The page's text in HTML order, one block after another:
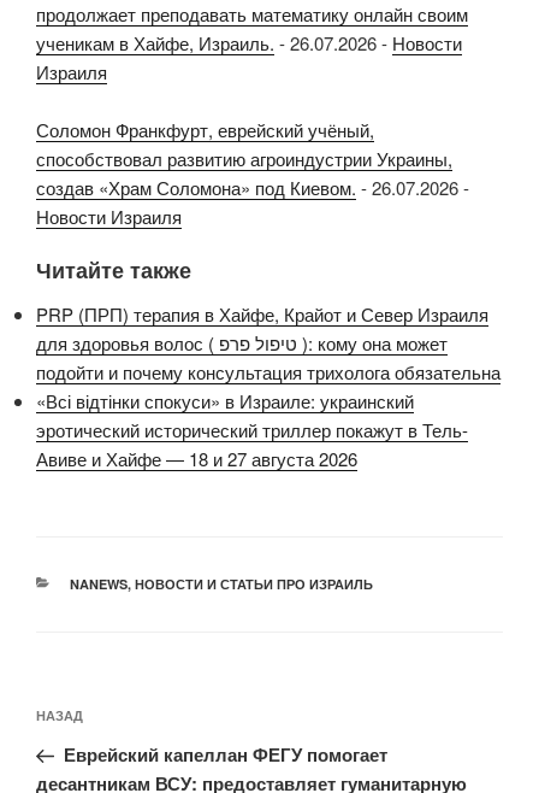
продолжает преподавать математику онлайн своим
ученикам в Хайфе, Израиль. -26.07.2026- Новости
Израиля
Соломон Франкфурт, еврейский учёный,
способствовал развитию агроиндустрии Украины,
создав «Храм Соломона» под Киевом. -26.07.2026-
Новости Израиля
Читайте также
PRP (ПРП) терапия в Хайфе, Крайот и Север Израиля
для здоровья волос ( טיפול פרפ ): кому она может
подойти и почему консультация трихолога обязательна
«Всі відтінки спокуси» в Израиле: украинский
эротический исторический триллер покажут в Тель-
Авиве и Хайфе — 18 и 27 августа 2026
РУБРИКИ
NANEWS, НОВОСТИ И СТАТЬИ ПРО ИЗРАИЛЬ
по
записям
Предыдущая
запись:
НАЗАД
Еврейский капеллан ФЕГУ помогает
десантникам ВСУ: предоставляет гуманитарную